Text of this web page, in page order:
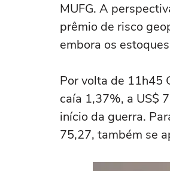
MUFG. A
prêmio de risco
embora os
Por volta de 11h45
caía 1,37%, a US$
início da guerra.
75,27, também se